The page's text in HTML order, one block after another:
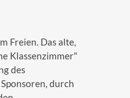
Freien. Das alte,
Klassenzimmer"
des
durch